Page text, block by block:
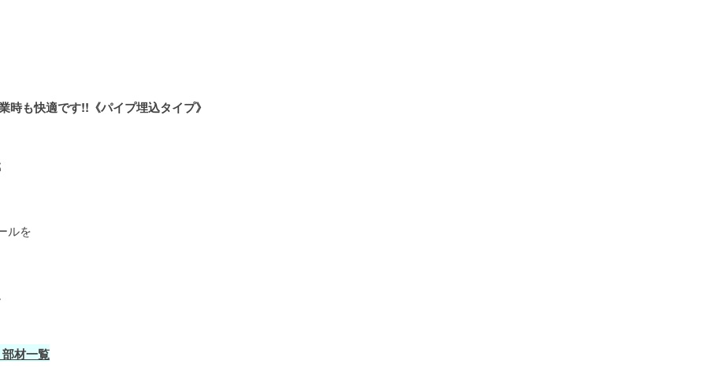
も快適です!!《パイプ埋込タイプ》
ルを
材一覧